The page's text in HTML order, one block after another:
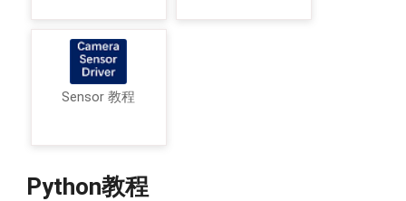
Sensor 教程
Python教程